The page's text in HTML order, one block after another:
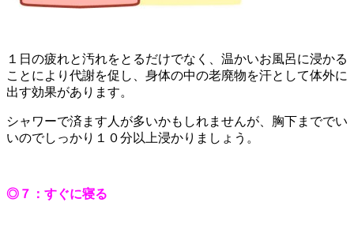
１日の疲れと汚れをとるだけでなく、温かいお風呂に浸かる
ことにより代謝を促し、身体の中の老廃物を汗として体外に
出す効果があります。
シャワーで済ます人が多いかもしれませんが、胸下まででい
いのでしっかり１０分以上浸かりましょう。
◎７：すぐに寝る